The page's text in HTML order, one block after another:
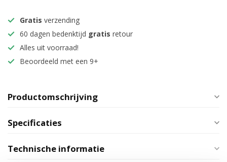
Gratis verzending
60 dagen bedenktijd gratis retour
Alles uit voorraad!
Beoordeeld met een 9+
Productomschrijving
Specificaties
Technische informatie